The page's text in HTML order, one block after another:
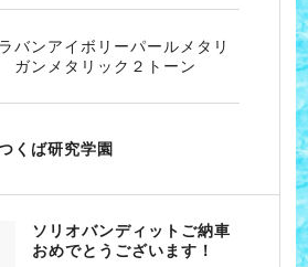
バンアイボリーパールメタリ
ガンメタリック２トーン
くば研究学園
ソリオバンディットご納車
おめでとうございます！